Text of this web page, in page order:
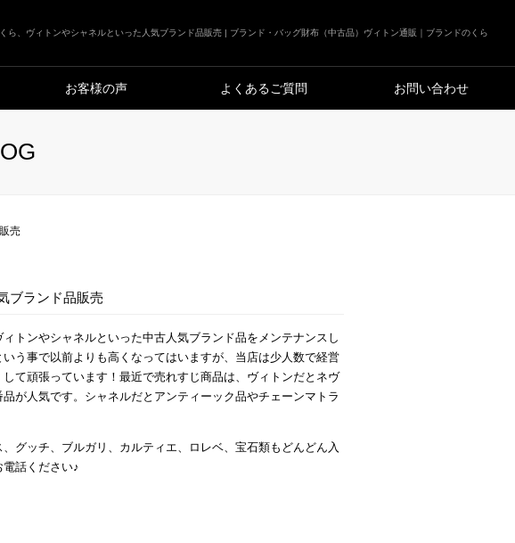
ら、ヴィトンやシャネルといった人気ブランド品販売 | ブランド・バッグ財布（中古品）ヴィトン通販｜ブランドのくら
お客様の声 よくあるご質問 お問い合わせ
売
ブランド品販売
トンやシャネルといった中古人気ブランド品をメンテナンスし
う事で以前よりも高くなってはいますが、当店は少人数で経営
て頑張っています！最近で売れすじ商品は、ヴィトンだとネヴ
が人気です。シャネルだとアンティーック品やチェーンマトラ
グッチ、ブルガリ、カルティエ、ロレベ、宝石類もどんどん入
話ください♪